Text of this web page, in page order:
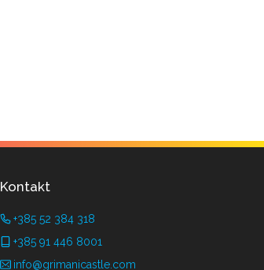
Kontakt
+385 52 384 318
+385 91 446 8001
info@grimanicastle.com